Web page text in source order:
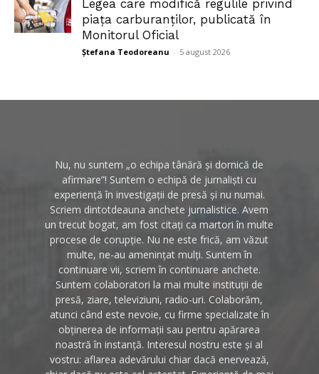
Legea care modifică regulile privind
piața carburanților, publicată în
Monitorul Oficial
Ștefana Teodoreanu - 5 august 2026
Nu, nu suntem „o echipa tânără și dornică de
afirmare”! Suntem o echipă de jurnaliști cu
experiență în investigații de presă și nu numai.
Scriem dintotdeauna anchete jurnalistice. Avem
un trecut bogat, am fost citați ca martori în multe
procese de corupție. Nu ne este frică, am văzut
multe, ne-au amenințat mulți. Suntem în
continuare vii, scriem în continuare anchete.
Suntem colaboratori la mai multe instituții de
presă, ziare, televiziuni, radio-uri. Colaborăm,
atunci când este nevoie, cu firme specializate în
obținerea de informații sau pentru apărarea
noastră în instanță. Interesul nostru este și al
vostru: aflarea adevărului chiar dacă enervează,